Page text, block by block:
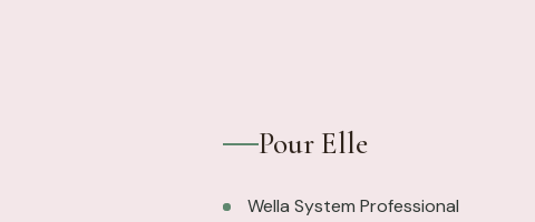
Pour Elle
Wella System Professional